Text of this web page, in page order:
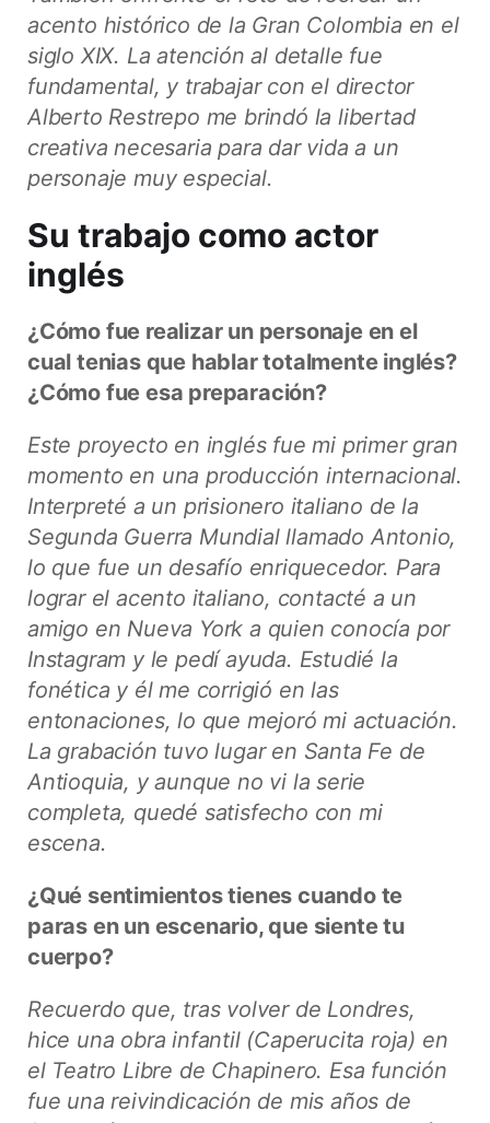
acento histórico de la Gran Colombia en el
siglo XIX. La atención al detalle fue
fundamental, y trabajar con el director
Alberto Restrepo me brindó la libertad
creativa necesaria para dar vida a un
personaje muy especial.
Su trabajo como actor
inglés
¿Cómo fue realizar un personaje en el
cual tenias que hablar totalmente inglés?
¿Cómo fue esa preparación?
Este proyecto en inglés fue mi primer gran
momento en una producción internacional.
Interpreté a un prisionero italiano de la
Segunda Guerra Mundial llamado Antonio,
lo que fue un desafío enriquecedor. Para
lograr el acento italiano, contacté a un
amigo en Nueva York a quien conocía por
Instagram y le pedí ayuda. Estudié la
fonética y él me corrigió en las
entonaciones, lo que mejoró mi actuación.
La grabación tuvo lugar en Santa Fe de
Antioquia, y aunque no vi la serie
completa, quedé satisfecho con mi
escena.
¿Qué sentimientos tienes cuando te
paras en un escenario, que siente tu
cuerpo?
Recuerdo que, tras volver de Londres,
hice una obra infantil (Caperucita roja) en
el Teatro Libre de Chapinero. Esa función
fue una reivindicación de mis años de